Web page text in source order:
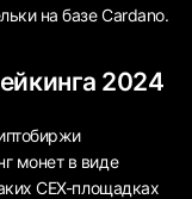
на базе Cardano.
2024
монет в виде
CEX-площадках